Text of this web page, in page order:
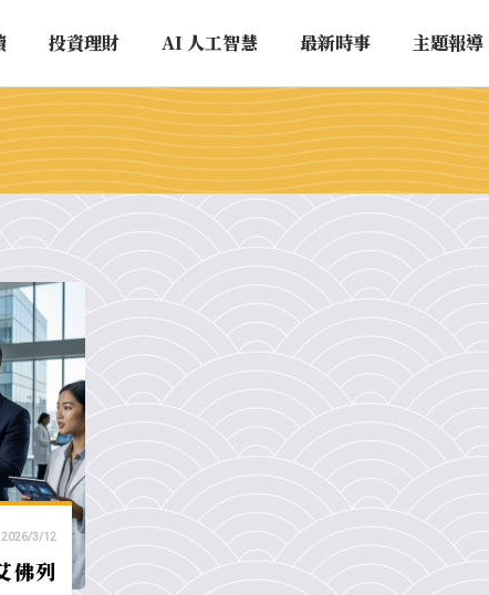
投資理財 AI 人工智慧 最新時事 主題報導
2026/3/12
佛列